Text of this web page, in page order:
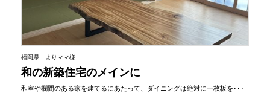
福岡県 よりママ様
和の新築住宅のメインに
和室や欄間のある家を建てるにあたって、ダイニングは絶対に一枚板を･･･